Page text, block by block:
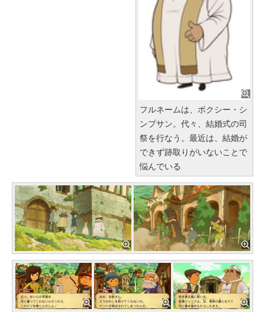
フルネームは、ボクシー・シ
ンプサン。代々、結婚式の司
祭を行なう。最近は、結婚が
できず跡取りがいないことで
悩んでいる